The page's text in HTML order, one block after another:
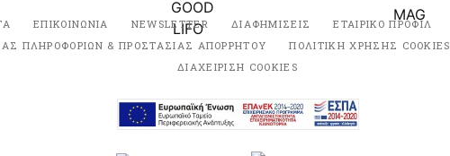
ΕΠΙΚΟΙΝΩΝΙΑ NEWSLETTER ΔΙΑΦΗΜΙΣΕΙΣ ΕΤΑΙΡΙΚΟ ΠΡΟΦΙΛ
ΠΛΗΡΟΦΟΡΙΩΝ & ΠΡΟΣΤΑΣΙΑΣ ΑΠΟΡΡΗΤΟΥ
ΠΟΛΙΤΙΚΗ ΧΡΗΣΗΣ COOKIES
ΔΙΑΧΕΙΡΙΣΗ COOKIES